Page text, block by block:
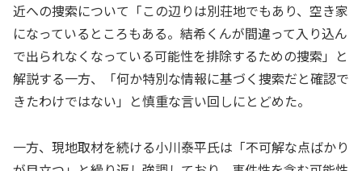
近への捜索について「この辺りは別荘地でもあり、空き家
になっているところもある。結希くんが間違って入り込ん
で出られなくなっている可能性を排除するための捜索」と
解説する一方、「何か特別な情報に基づく捜索だと確認で
きたわけではない」と慎重な言い回しにとどめた。
一方、現地取材を続ける小川泰平氏は「不可解な点ばかり